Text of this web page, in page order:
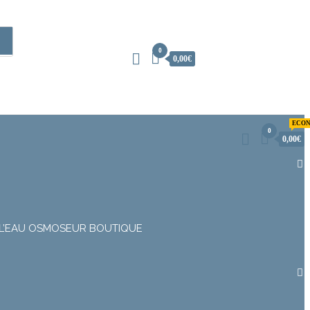
0
0,00€
0
0,00€
OSMOSEUR BOUTIQUE